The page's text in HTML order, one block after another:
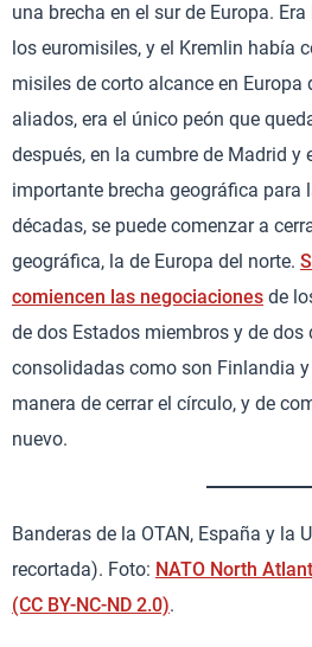
una brecha en el sur de Europa.
los euromisiles, y el Kremlin había
misiles de corto alcance en Europa
aliados, era el único peón que
después, en la cumbre de Madrid y
importante brecha geográfica para
décadas, se puede comenzar a
geográfica, la de Europa del norte.
comiencen las negociaciones de
de dos Estados miembros y de dos
consolidadas como son Finlandia
manera de cerrar el círculo, y de
nuevo.
Banderas de la OTAN, España y la
recortada). Foto: NATO North
(CC BY-NC-ND 2.0).